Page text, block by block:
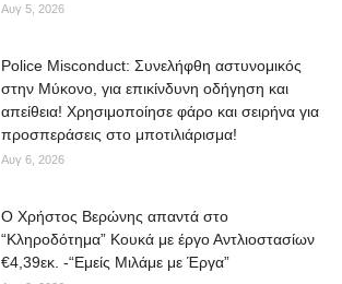
Αυγ 5, 2026
Police Misconduct: Συνελήφθη αστυνομικός
στην Μύκονο, για επικίνδυνη οδήγηση και
απείθεια! Χρησιμοποίησε φάρο και σειρήνα για
προσπεράσεις στο μποτιλιάρισμα!
Αυγ 6, 2026
O Χρήστος Βερώνης απαντά στο
“Κληροδότημα” Κουκά με έργο Αντλιοστασίων
€4,39εκ. -“Εμείς Μιλάμε με Έργα”